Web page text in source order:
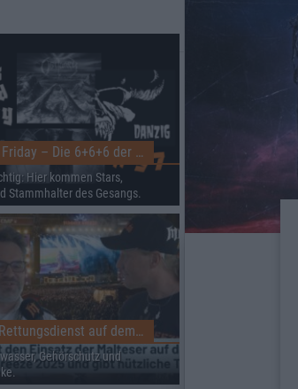
Black Listed Friday – Die 6+6+6 der Woche
Hier kommen Stars,
Stammhalter des Gesangs.
Backstage | Rettungsdienst auf dem Summer Breeze
Gehörschutz und